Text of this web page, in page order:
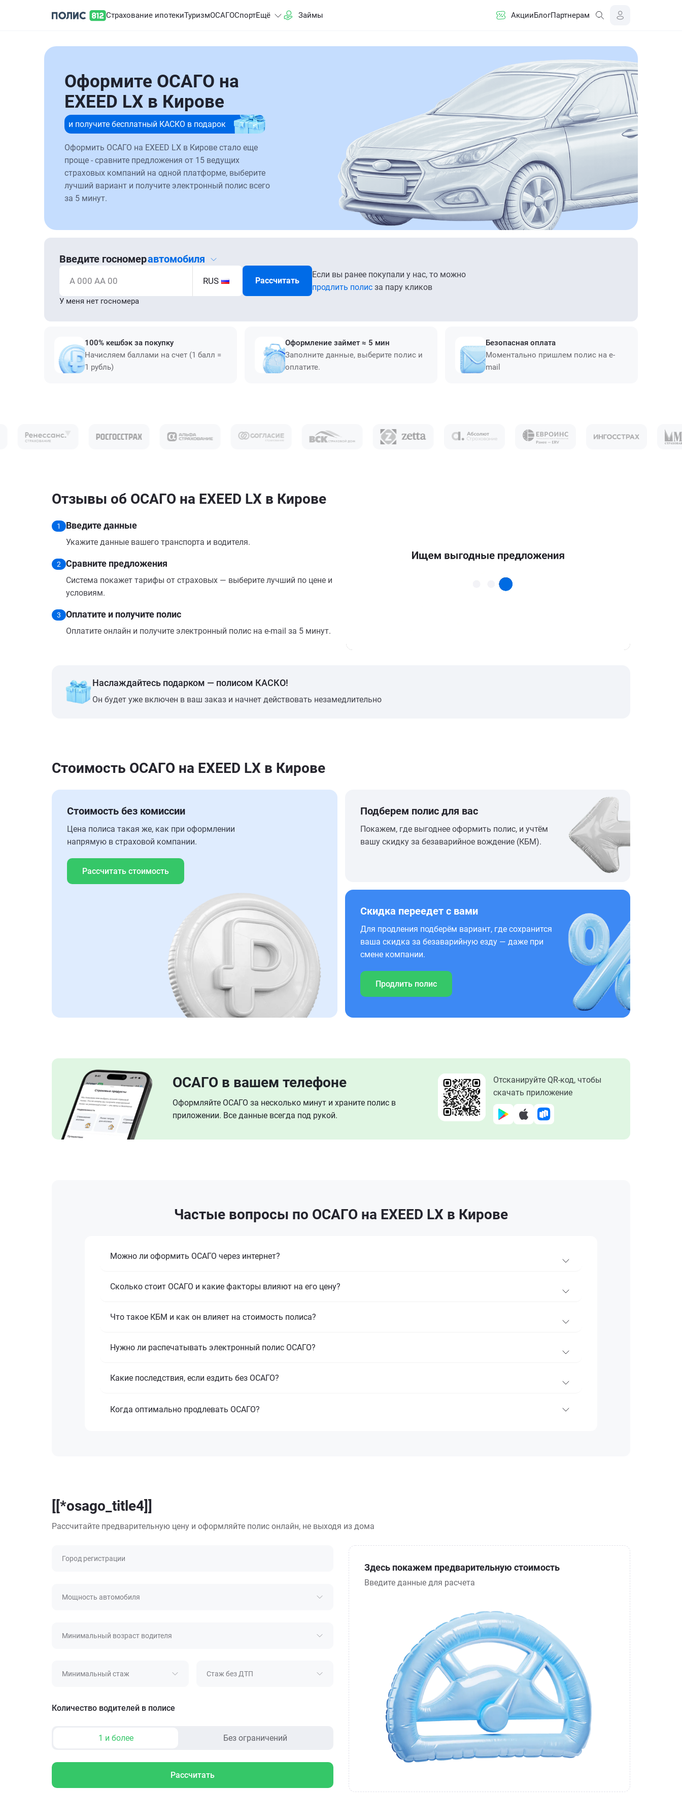
Страхование ипотекиТуризмОСАГОСпортЕщё Займы АкцииБлогПартнерам
Оформите ОСАГО на
EXEED LX в Кирове
и получите бесплатный КАСКО в подарок
Оформить ОСАГО на EXEED LX в Кирове стало еще
проще - сравните предложения от 15 ведущих
страховых компаний на одной платформе, выберите
лучший вариант и получите электронный полис всего
за 5 минут.
Введите госномеравтомобиля
А 000 АА 00 RUS Рассчитать
Если вы ранее покупали у нас, то можно
продлить полис за пару кликов
У меня нет госномера
100% кешбэк за покупку
Начисляем баллами на счет (1 балл =
1 рубль)
Оформление займет ≈ 5 мин
Заполните данные, выберите полис и
оплатите.
Безопасная оплата
Моментально пришлем полис на e-
mail
Отзывы об ОСАГО на EXEED LX в Кирове
1 Введите данные
Укажите данные вашего транспорта и водителя.
2 Сравните предложения
Система покажет тарифы от страховых — выберите лучший по цене и
условиям.
3 Оплатите и получите полис
Оплатите онлайн и получите электронный полис на e-mail за 5 минут.
Наслаждайтесь подарком — полисом КАСКО!
Он будет уже включен в ваш заказ и начнет действовать незамедлительно
Стоимость ОСАГО на EXEED LX в Кирове
Стоимость без комиссии
Цена полиса такая же, как при оформлении
напрямую в страховой компании.
Рассчитать стоимость
Подберем полис для вас
Покажем, где выгоднее оформить полис, и учтём
вашу скидку за безаварийное вождение (КБМ).
Скидка переедет с вами
Для продления подберём вариант, где сохранится
ваша скидка за безаварийную езду — даже при
смене компании.
Продлить полис
ОСАГО в вашем телефоне
Оформляйте ОСАГО за несколько минут и храните полис в
приложении. Все данные всегда под рукой.
Отсканируйте QR-код, чтобы
скачать приложение
Частые вопросы по ОСАГО на EXEED LX в Кирове
Можно ли оформить ОСАГО через интернет?
Сколько стоит ОСАГО и какие факторы влияют на его цену?
Что такое КБМ и как он влияет на стоимость полиса?
Нужно ли распечатывать электронный полис ОСАГО?
Какие последствия, если ездить без ОСАГО?
Когда оптимально продлевать ОСАГО?
[[*osago_title4]]
Рассчитайте предварительную цену и оформляйте полис онлайн, не выходя из дома
Город регистрации
Мощность автомобиля
Минимальный возраст водителя
Минимальный стаж Стаж без ДТП
Количество водителей в полисе
1 и более Без ограничений
Рассчитать
Здесь покажем предварительную стоимость
Введите данные для расчета